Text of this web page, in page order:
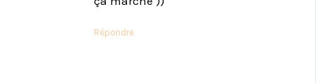
Répondre